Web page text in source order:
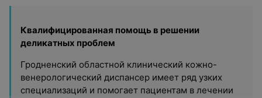
Квалифицированная помощь в решении
деликатных проблем
Гродненский областной клинический кожно-
венерологический диспансер имеет ряд узких
специализаций и помогает пациентам в лечении